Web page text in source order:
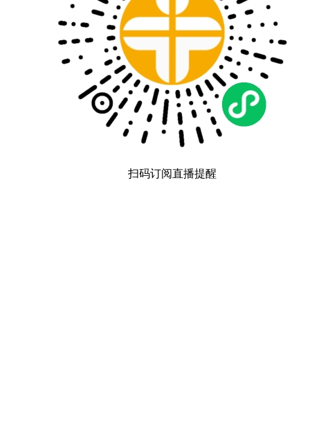
扫码订阅直播提醒